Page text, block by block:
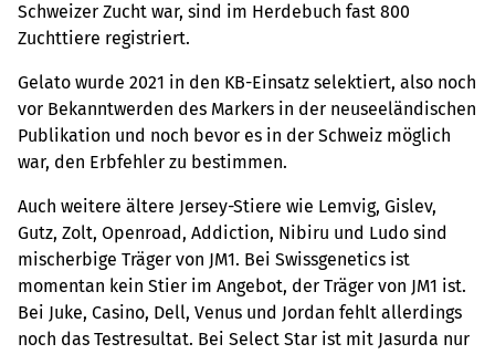
Schweizer Zucht war, sind im Herdebuch fast 800
Zuchttiere registriert.
Gelato wurde 2021 in den KB-Einsatz selektiert, also noch
vor Bekanntwerden des Markers in der neuseeländischen
Publikation und noch bevor es in der Schweiz möglich
war, den Erbfehler zu bestimmen.
Auch weitere ältere Jersey-Stiere wie Lemvig, Gislev,
Gutz, Zolt, Openroad, Addiction, Nibiru und Ludo sind
mischerbige Träger von JM1. Bei Swissgenetics ist
momentan kein Stier im Angebot, der Träger von JM1 ist.
Bei Juke, Casino, Dell, Venus und Jordan fehlt allerdings
noch das Testresultat. Bei Select Star ist mit Jasurda nur